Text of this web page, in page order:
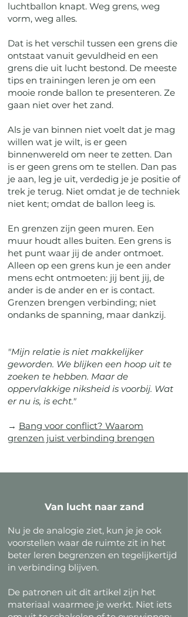
luchtballon knapt. Weg grens, weg
vorm, weg alles.
Dat is het verschil tussen een grens die
ontstaat vanuit gevuldheid en een
grens die uit lucht bestond. De meeste
tips en trainingen leren je om een
mooie ronde ballon te presenteren. Ze
gaan niet over het zand.
Als je van binnen niet voelt dat je mag
willen wat je wilt, is er geen
binnenwereld om neer te zetten. Dan
is er geen grens om te stellen. Dan pas
je aan, leg je uit, verdedig je je positie of
trek je terug. Niet omdat je de techniek
niet kent; omdat de ballon leeg is.
En grenzen zijn geen muren. Een
muur houdt alles buiten. Een grens is
het punt waar jij de ander ontmoet.
Alleen op een grens kun je een ander
mens echt ontmoeten: jij bent jij, de
ander is de ander en er is contact.
Grenzen brengen verbinding; niet
ondanks de spanning, maar dankzij.
"Mijn relatie is niet makkelijker
geworden. We blijken een hoop uit te
zoeken te hebben. Maar de
oppervlakkige niksheid is voorbij. Wat
er nu is, is echt."
→ Bang voor conflict? Waarom
grenzen juist verbinding brengen
Van lucht naar zand
Nu je de analogie ziet, kun je je ook
voorstellen waar de ruimte zit in het
beter leren begrenzen en tegelijkertijd
in verbinding blijven.
De patronen uit dit artikel zijn het
materiaal waarmee je werkt. Niet iets